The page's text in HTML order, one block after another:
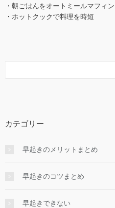
・朝ごはんをオートミールマフィ
・ホットクックで料理を時短
カテゴリー
早起きのメリットまとめ
早起きのコツまとめ
早起きできない